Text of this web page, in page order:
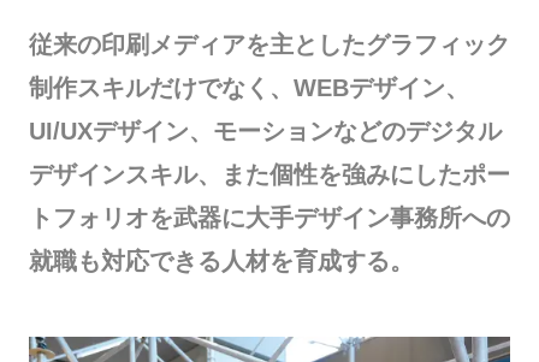
従来の印刷メディアを主としたグラフィック
制作スキルだけでなく、WEBデザイン、
UI/UXデザイン、モーションなどのデジタル
デザインスキル、また個性を強みにしたポー
トフォリオを武器に大手デザイン事務所への
就職も対応できる人材を育成する。